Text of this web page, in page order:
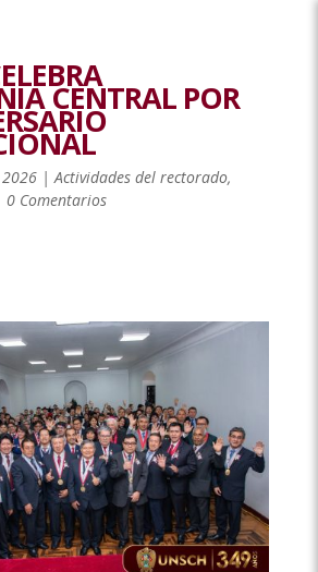
CENTRAL POR
|Actividades del rectorado,
0 Comentarios